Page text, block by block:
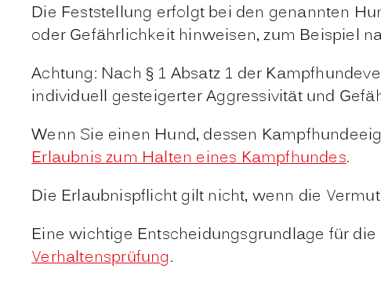
Die Feststellung erfolgt bei den genannten
oder Gefährlichkeit hinweisen, zum Beispiel
Achtung: Nach § 1 Absatz 1 der
individuell gesteigerter Aggressivität und
Wenn Sie einen Hund, dessen
Erlaubnis zum Halten eines Kampfhundes.
Die Erlaubnispflicht gilt nicht, wenn die
Eine wichtige Entscheidungsgrundlage für
Verhaltensprüfung.